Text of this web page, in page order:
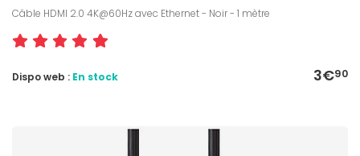
Câble HDMI 2.0 4K@60Hz avec Ethernet - Noir - 1 mètre
3€90
Dispo web : En stock